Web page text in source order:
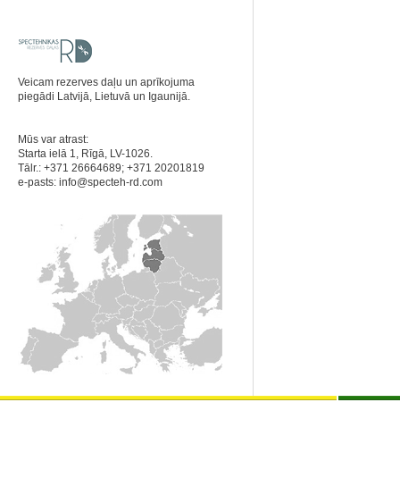
Veicam rezerves daļu un aprīkojuma
piegādi Latvijā, Lietuvā un Igaunijā.
Mūs var atrast:
Starta ielā 1, Rīgā, LV-1026.
Tālr.: +371 26664689; +371 20201819
e-pasts: info@specteh-rd.com